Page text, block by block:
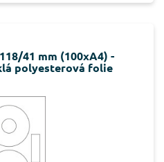
41 mm (100xA4) -
polyesterová folie